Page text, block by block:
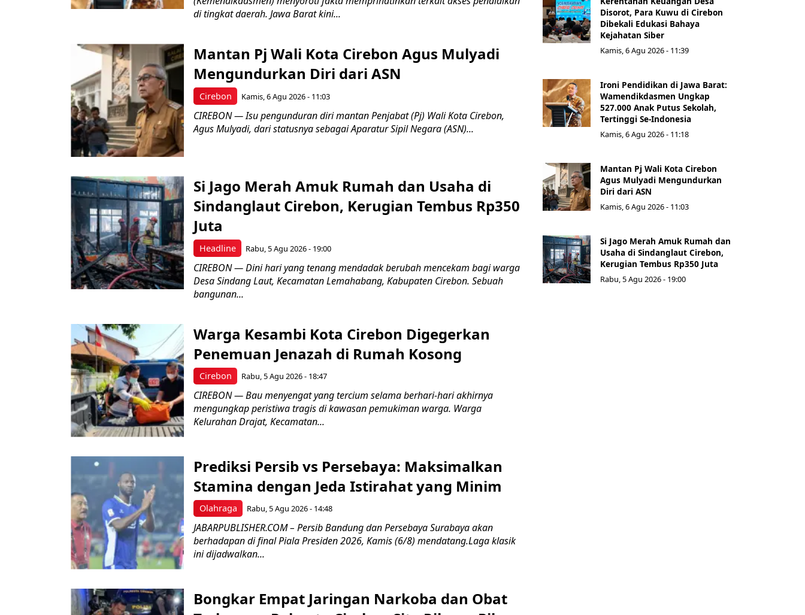
di tingkat daerah. Jawa Barat kini...
Cirebon
Mantan Pj Wali Kota Cirebon Agus Mulyadi
Mengundurkan Diri dari ASN
Kamis, 6 Agu 2026 - 11:03
CIREBON — Isu pengunduran diri mantan Penjabat (Pj) Wali Kota Cirebon,
Agus Mulyadi, dari statusnya sebagai Aparatur Sipil Negara (ASN)...
Headline
Si Jago Merah Amuk Rumah dan Usaha di
Sindanglaut Cirebon, Kerugian Tembus Rp350
Juta
Rabu, 5 Agu 2026 - 19:00
CIREBON — Dini hari yang tenang mendadak berubah mencekam bagi warga
Desa Sindang Laut, Kecamatan Lemahabang, Kabupaten Cirebon. Sebuah
bangunan...
Cirebon
Warga Kesambi Kota Cirebon Digegerkan
Penemuan Jenazah di Rumah Kosong
Rabu, 5 Agu 2026 - 18:47
CIREBON — Bau menyengat yang tercium selama berhari-hari akhirnya
mengungkap peristiwa tragis di kawasan pemukiman warga. Warga
Kelurahan Drajat, Kecamatan...
Olahraga
Prediksi Persib vs Persebaya: Maksimalkan
Stamina dengan Jeda Istirahat yang Minim
Rabu, 5 Agu 2026 - 14:48
JABARPUBLISHER.COM – Persib Bandung dan Persebaya Surabaya akan
berhadapan di final Piala Presiden 2026, Kamis (6/8) mendatang.Laga klasik
ini dijadwalkan...
Bongkar Empat Jaringan Narkoba dan Obat
Disorot, Para Kuwu di Cirebon
Dibekali Edukasi Bahaya
Kejahatan Siber
Kamis, 6 Agu 2026 - 11:39
Ironi Pendidikan di Jawa Barat:
Wamendikdasmen Ungkap
527.000 Anak Putus Sekolah,
Tertinggi Se-Indonesia
Kamis, 6 Agu 2026 - 11:18
Mantan Pj Wali Kota Cirebon
Agus Mulyadi Mengundurkan
Diri dari ASN
Kamis, 6 Agu 2026 - 11:03
Si Jago Merah Amuk Rumah dan
Usaha di Sindanglaut Cirebon,
Kerugian Tembus Rp350 Juta
Rabu, 5 Agu 2026 - 19:00